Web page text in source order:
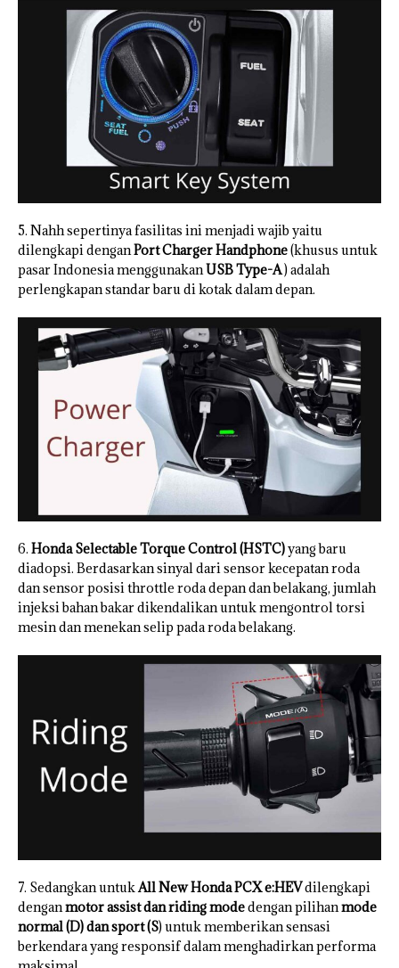
5. Nahh sepertinya fasilitas ini menjadi wajib yaitu
dilengkapi denganPort Charger Handphone(khusus untuk
pasar Indonesia menggunakanUSB Type-A) adalah
perlengkapan standar baru di kotak dalam depan.
6. Honda Selectable Torque Control (HSTC)yang baru
diadopsi. Berdasarkan sinyal dari sensor kecepatan roda
dan sensor posisi throttle roda depan dan belakang, jumlah
injeksi bahan bakar dikendalikan untuk mengontrol torsi
mesin dan menekan selip pada roda belakang.
7. Sedangkan untukAll New Honda PCX e:HEVdilengkapi
denganmotor assist dan riding modedengan pilihanmode
normal (D) dan sport (S) untuk memberikan sensasi
berkendara yang responsif dalam menghadirkan performa